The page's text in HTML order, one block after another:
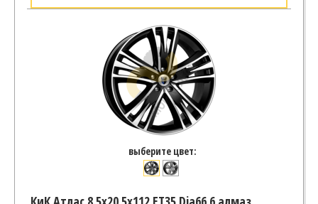
выберите цвет: